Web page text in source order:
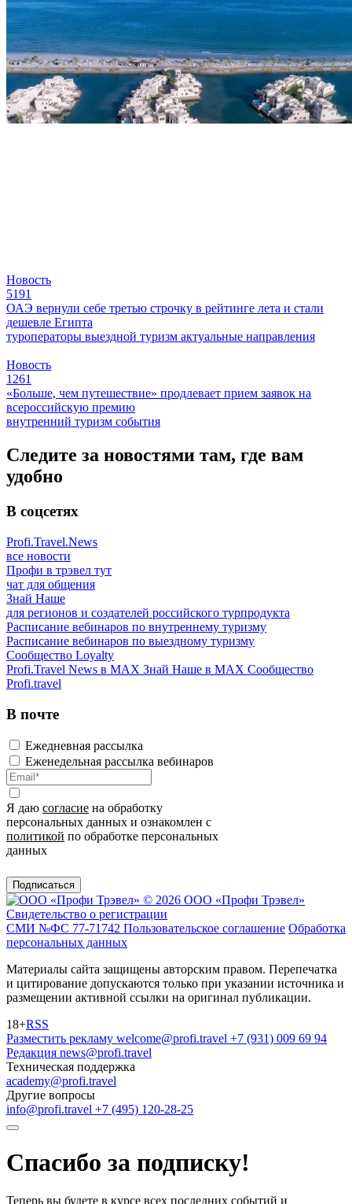
Новость
5191
ОАЭ вернули себе третью строчку в рейтинге лета и стали
дешевле Египта
туроператоры выездной туризм актуальные направления
Новость
1261
«Больше, чем путешествие» продлевает прием заявок на
всероссийскую премию
внутренний туризм события
Следите за новостями там, где вам
удобно
В соцсетях
Profi.Travel.News
все новости
Профи в трэвел тут
чат для общения
Знай Наше
для регионов и создателей российского турпродукта
Расписание вебинаров по внутреннему туризму
Расписание вебинаров по выездному туризму
Сообщество Loyalty
Profi.Travel News в MAX Знай Наше в MAX Сообщество
Profi.travel
В почте
Ежедневная рассылка
Еженедельная рассылка вебинаров
Я даю согласие на обработку
персональных данных и ознакомлен с
политикой по обработке персональных
данных
Подписаться
© 2026 ООО «Профи Трэвeл»
Свидетельство о регистрации
СМИ №ФС 77-71742 Пользовательское соглашение Обработка
персональных данных
Материалы сайта защищены авторским правом. Перепечатка
и цитирование допускаются только при указании источника и
размещении активной ссылки на оригинал публикации.
18+RSS
Разместить рекламу welcome@profi.travel +7 (931) 009 69 94
Редакция news@profi.travel
Техническая поддержка
academy@profi.travel
Другие вопросы
info@profi.travel +7 (495) 120-28-25
Спасибо за подписку!
Теперь вы будете в курсе всех последних событий и